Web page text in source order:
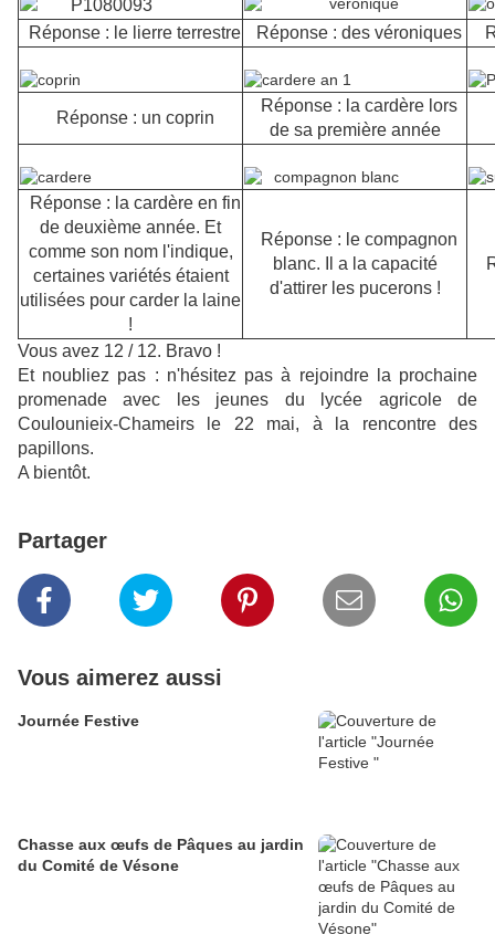
Réponse : le lierre terrestre Réponse : des véroniques
Réponse : un coprin
Réponse : la cardère lors
de sa première année
Réponse : la cardère en fin
de deuxième année. Et
comme son nom l'indique,
certaines variétés étaient
utilisées pour carder la laine
!
Réponse : le compagnon
blanc. Il a la capacité
d'attirer les pucerons !
Vous avez 12 / 12. Bravo !
Et noubliez pas : n'hésitez pas à rejoindre la prochaine
promenade avec les jeunes du lycée agricole de
Coulounieix-Chameirs le 22 mai, à la rencontre des
papillons.
A bientôt.
Partager
Vous aimerez aussi
Journée Festive
Chasse aux œufs de Pâques au jardin
du Comité de Vésone